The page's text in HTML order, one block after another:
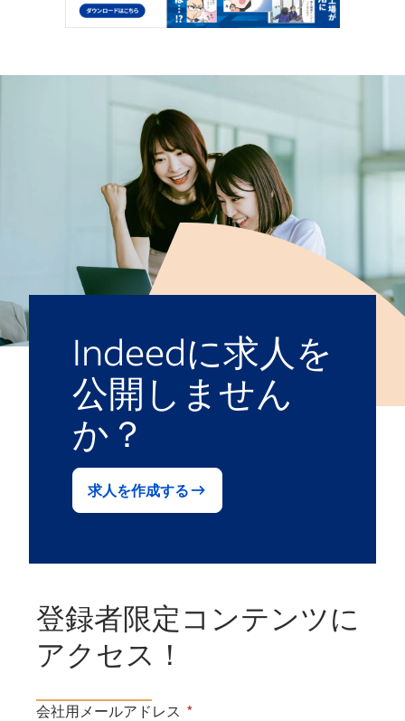
Indeedに求人を
公開しません
か？
求人を作成する
登録者限定コンテンツに
アクセス！
会社用メールアドレス